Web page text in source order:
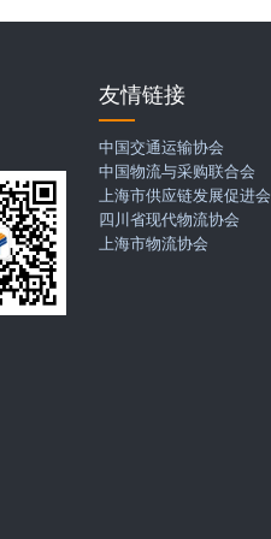
友情链接
中国交通运输协会
中国物流与采购联合会
上海市供应链发展促进会
四川省现代物流协会
上海市物流协会